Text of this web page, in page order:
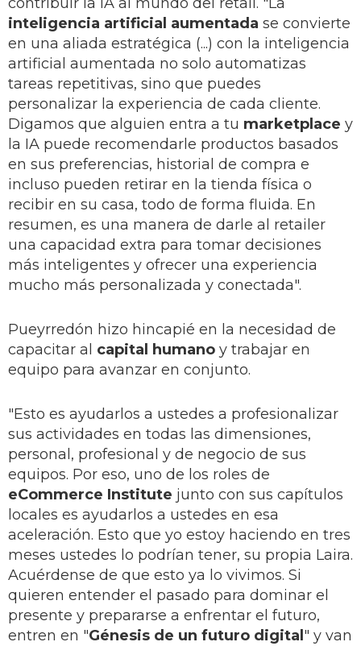
inteligencia artificial aumentada se convierte
en una aliada estratégica (...) con la inteligencia
artificial aumentada no solo automatizas
tareas repetitivas, sino que puedes
personalizar la experiencia de cada cliente.
Digamos que alguien entra a tu marketplace y
la IA puede recomendarle productos basados
en sus preferencias, historial de compra e
incluso pueden retirar en la tienda física o
recibir en su casa, todo de forma fluida. En
resumen, es una manera de darle al retailer
una capacidad extra para tomar decisiones
más inteligentes y ofrecer una experiencia
mucho más personalizada y conectada".
Pueyrredón hizo hincapié en la necesidad de
capacitar al capital humano y trabajar en
equipo para avanzar en conjunto.
"Esto es ayudarlos a ustedes a profesionalizar
sus actividades en todas las dimensiones,
personal, profesional y de negocio de sus
equipos. Por eso, uno de los roles de
eCommerce Institute junto con sus capítulos
locales es ayudarlos a ustedes en esa
aceleración. Esto que yo estoy haciendo en tres
meses ustedes lo podrían tener, su propia Laira.
Acuérdense de que esto ya lo vivimos. Si
quieren entender el pasado para dominar el
presente y prepararse a enfrentar el futuro,
entren en "Génesis de un futuro digital " y van